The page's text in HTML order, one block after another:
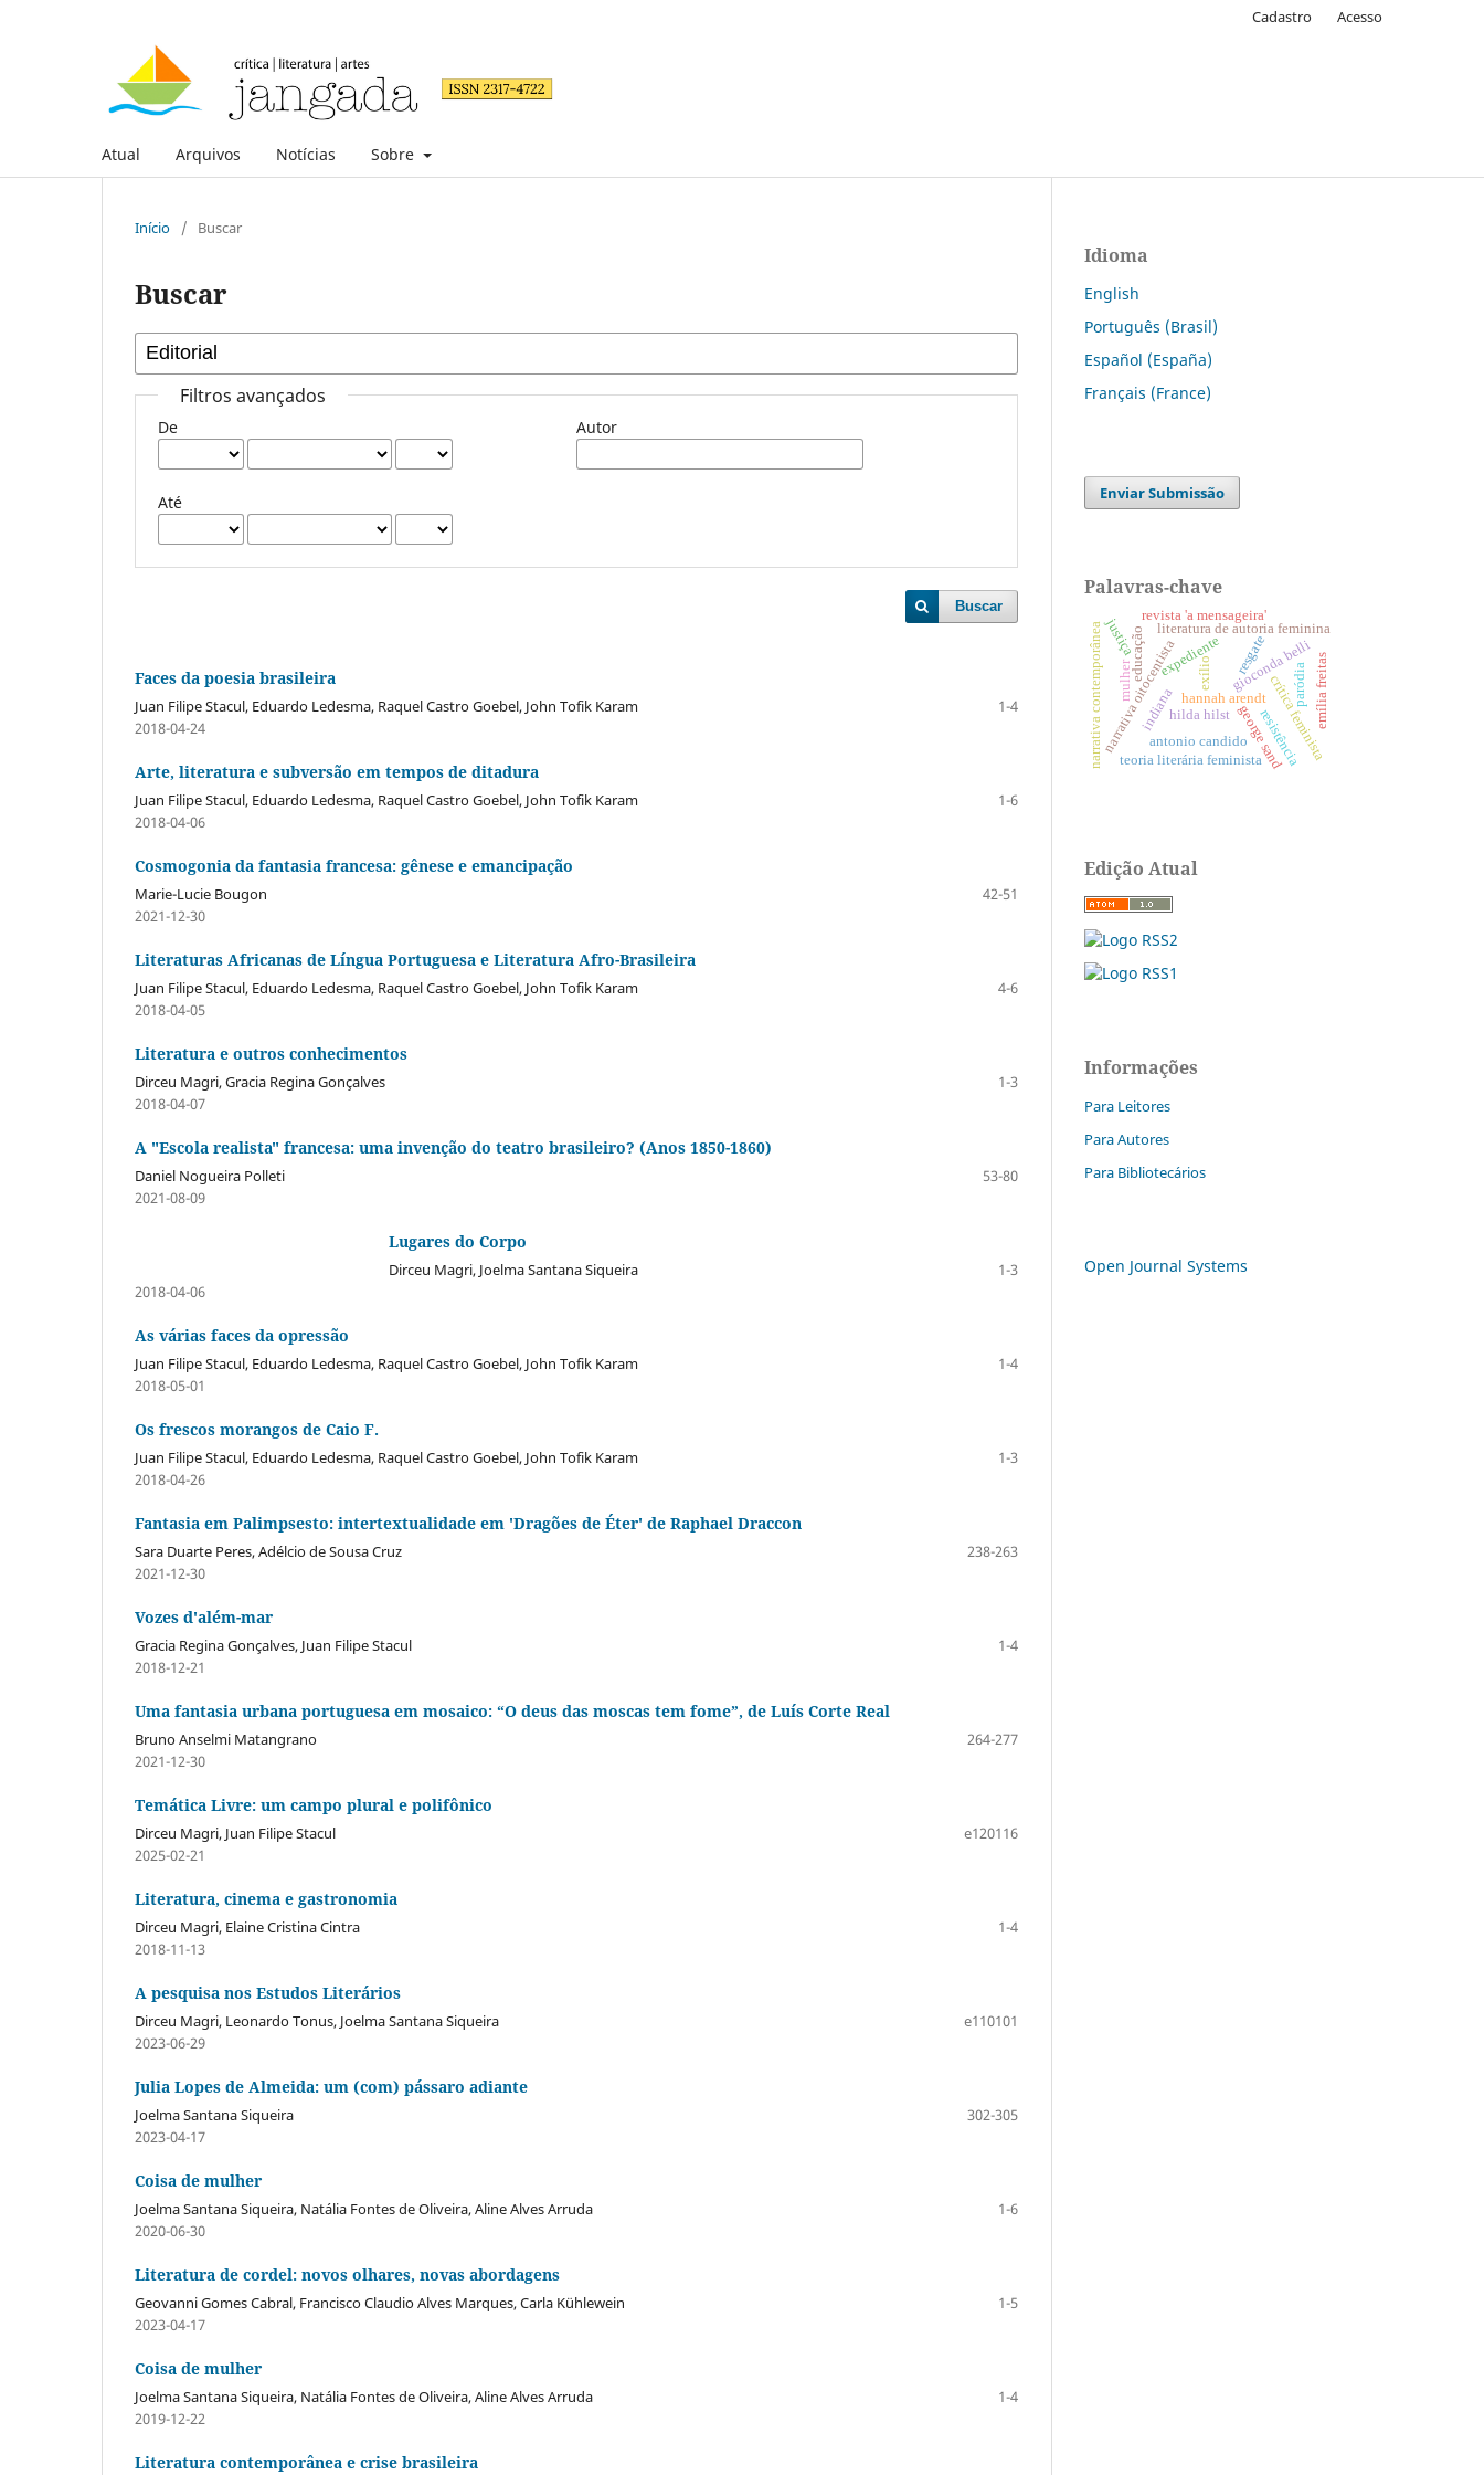
Atual Arquivos Notícias Sobre
Cadastro Acesso
Início / Buscar
Buscar
Filtros avançados
De
Até
Autor
Buscar
Faces da poesia brasileira
Juan Filipe Stacul, Eduardo Ledesma, Raquel Castro Goebel, John Tofik Karam
1-4
2018-04-24
Arte, literatura e subversão em tempos de ditadura
Juan Filipe Stacul, Eduardo Ledesma, Raquel Castro Goebel, John Tofik Karam
1-6
2018-04-06
Cosmogonia da fantasia francesa: gênese e emancipação
Marie-Lucie Bougon
42-51
2021-12-30
Literaturas Africanas de Língua Portuguesa e Literatura Afro-Brasileira
Juan Filipe Stacul, Eduardo Ledesma, Raquel Castro Goebel, John Tofik Karam
4-6
2018-04-05
Literatura e outros conhecimentos
Dirceu Magri, Gracia Regina Gonçalves
1-3
2018-04-07
A "Escola realista" francesa: uma invenção do teatro brasileiro? (Anos 1850-1860)
Daniel Nogueira Polleti
53-80
2021-08-09
Lugares do Corpo
Dirceu Magri, Joelma Santana Siqueira
1-3
2018-04-06
As várias faces da opressão
Juan Filipe Stacul, Eduardo Ledesma, Raquel Castro Goebel, John Tofik Karam
1-4
2018-05-01
Os frescos morangos de Caio F.
Juan Filipe Stacul, Eduardo Ledesma, Raquel Castro Goebel, John Tofik Karam
1-3
2018-04-26
Fantasia em Palimpsesto: intertextualidade em 'Dragões de Éter' de Raphael Draccon
Sara Duarte Peres, Adélcio de Sousa Cruz
238-263
2021-12-30
Vozes d'além-mar
Gracia Regina Gonçalves, Juan Filipe Stacul
1-4
2018-12-21
Uma fantasia urbana portuguesa em mosaico: “O deus das moscas tem fome”, de Luís Corte Real
Bruno Anselmi Matangrano
264-277
2021-12-30
Temática Livre: um campo plural e polifônico
Dirceu Magri, Juan Filipe Stacul
e120116
2025-02-21
Literatura, cinema e gastronomia
Dirceu Magri, Elaine Cristina Cintra
1-4
2018-11-13
A pesquisa nos Estudos Literários
Dirceu Magri, Leonardo Tonus, Joelma Santana Siqueira
e110101
2023-06-29
Julia Lopes de Almeida: um (com) pássaro adiante
Joelma Santana Siqueira
302-305
2023-04-17
Coisa de mulher
Joelma Santana Siqueira, Natália Fontes de Oliveira, Aline Alves Arruda
1-6
2020-06-30
Literatura de cordel: novos olhares, novas abordagens
Geovanni Gomes Cabral, Francisco Claudio Alves Marques, Carla Kühlewein
1-5
2023-04-17
Coisa de mulher
Joelma Santana Siqueira, Natália Fontes de Oliveira, Aline Alves Arruda
1-4
2019-12-22
Literatura contemporânea e crise brasileira
Idioma
English
Português (Brasil)
Español (España)
Français (France)
Enviar Submissão
Palavras-chave
expediente gioconda belli
hannah arendt
george sand
indiana
literatura de autoria feminina
crítica feminista
narrativa oitocentista
narrativa contemporânea emília freitas
educação
mulher
revista 'a mensageira'
hilda hilst
teoria literária feminista
resgate
justiça
paródia
exílio
resistência
antonio candido
Edição Atual
Informações
Para Leitores
Para Autores
Para Bibliotecários
Open Journal Systems